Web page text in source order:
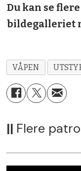
Du kan se
bildegalleriet
VÅPEN
|| Flere